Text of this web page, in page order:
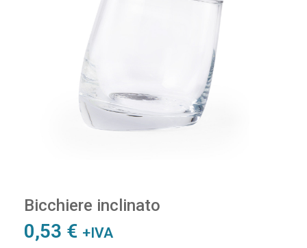
Bicchiere inclinato
0,53 € +IVA